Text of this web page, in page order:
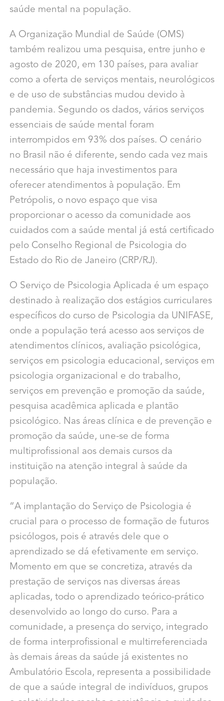
saúde mental na população.
A Organização Mundial de Saúde (OMS)
também realizou uma pesquisa, entre junho e
agosto de 2020, em 130 países, para avaliar
como a oferta de serviços mentais, neurológicos
e de uso de substâncias mudou devido à
pandemia. Segundo os dados, vários serviços
essenciais de saúde mental foram
interrompidos em 93% dos países. O cenário
no Brasil não é diferente, sendo cada vez mais
necessário que haja investimentos para
oferecer atendimentos à população. Em
Petrópolis, o novo espaço que visa
proporcionar o acesso da comunidade aos
cuidados com a saúde mental já está certificado
pelo Conselho Regional de Psicologia do
Estado do Rio de Janeiro (CRP/RJ).
O Serviço de Psicologia Aplicada é um espaço
destinado à realização dos estágios curriculares
específicos do curso de Psicologia da UNIFASE,
onde a população terá acesso aos serviços de
atendimentos clínicos, avaliação psicológica,
serviços em psicologia educacional, serviços em
psicologia organizacional e do trabalho,
serviços em prevenção e promoção da saúde,
pesquisa acadêmica aplicada e plantão
psicológico. Nas áreas clínica e de prevenção e
promoção da saúde, une-se de forma
multiprofissional aos demais cursos da
instituição na atenção integral à saúde da
população.
“A implantação do Serviço de Psicologia é
crucial para o processo de formação de futuros
psicólogos, pois é através dele que o
aprendizado se dá efetivamente em serviço.
Momento em que se concretiza, através da
prestação de serviços nas diversas áreas
aplicadas, todo o aprendizado teórico-prático
desenvolvido ao longo do curso. Para a
comunidade, a presença do serviço, integrado
de forma interprofissional e multirreferenciada
às demais áreas da saúde já existentes no
Ambulatório Escola, representa a possibilidade
de que a saúde integral de indivíduos, grupos